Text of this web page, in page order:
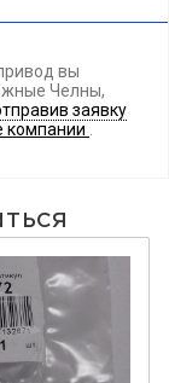
вы
Челны,
заявку
компании